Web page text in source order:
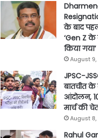
के बाद
‘Gen Z
किया गया’
August
JPSC-
बातचीत के
आंदोलन,
मार्च की
August
Rahul